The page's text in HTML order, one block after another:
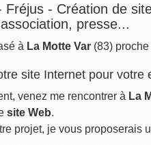
Fréjus - Création de
presse...
à La Motte Var (83)
site Internet pour
venez me rencontrer à La
site Web.
projet, je vous proposerais